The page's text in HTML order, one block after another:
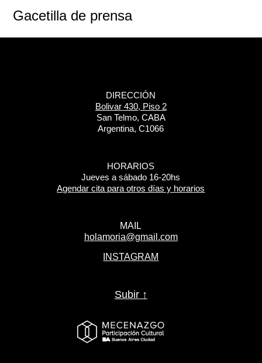
Gacetilla de prensa
DIRECCIÓN
Bolivar 430, Piso 2
San Telmo, CABA
Argentina, C1066
HORARIOS
Jueves a sábado 16-20hs
Agendar cita para otros días y horarios
MAIL
holamoria@gmail.com
INSTAGRAM
Subir ↑